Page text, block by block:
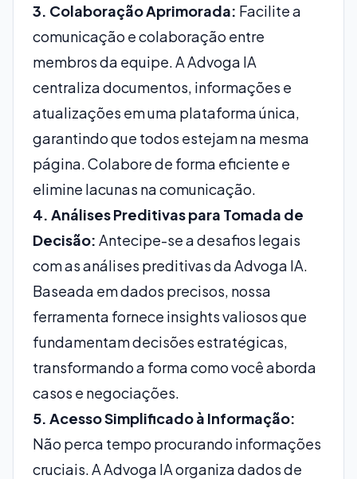
3. Colaboração Aprimorada: Facilite a
comunicação e colaboração entre
membros da equipe. A Advoga IA
centraliza documentos, informações e
atualizações em uma plataforma única,
garantindo que todos estejam na mesma
página. Colabore de forma eficiente e
elimine lacunas na comunicação.
4. Análises Preditivas para Tomada de
Decisão: Antecipe-se a desafios legais
com as análises preditivas da Advoga IA.
Baseada em dados precisos, nossa
ferramenta fornece insights valiosos que
fundamentam decisões estratégicas,
transformando a forma como você aborda
casos e negociações.
5. Acesso Simplificado à Informação:
Não perca tempo procurando informações
cruciais. A Advoga IA organiza dados de